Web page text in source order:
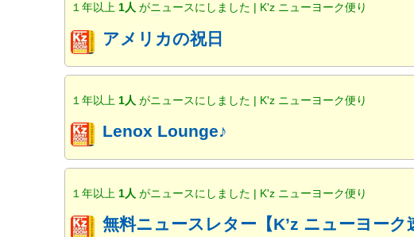
１年以上 1人がニュースにしました | K'z ニューヨーク便り
アメリカの祝日
１年以上 1人がニュースにしました | K'z ニューヨーク便り
Lenox Lounge♪
１年以上 1人がニュースにしました | K'z ニューヨーク便り
無料ニュースレター【K’z ニューヨー